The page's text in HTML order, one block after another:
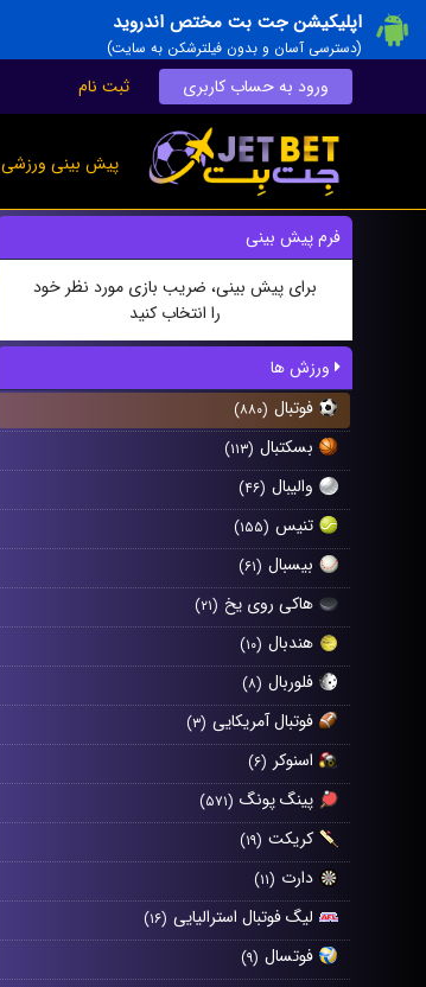
اپلیکیشن جت بت مختص اندروید
(دسترسی آسان و بدون فیلترشکن به سایت)
ورود به حساب کاربری ثبت نام
پیش بینی ورزشی
فرم پیش بینی
برای پیش بینی، ضریب بازی مورد نظر خود
را انتخاب کنید
ورزش ها
فوتبال (۸۸۰)
بسکتبال (۱۱۳)
والیبال (۴۶)
تنیس (۱۵۵)
بیسبال (۶۱)
هاکی روی یخ (۲۱)
هندبال (۱۰)
فلوربال (۸)
فوتبال آمریکایی (۳)
اسنوکر (۶)
پینگ پونگ (۵۷۱)
کریکت (۱۹)
دارت (۱۱)
لیگ فوتبال استرالیایی (۱۶)
فوتسال (۹)